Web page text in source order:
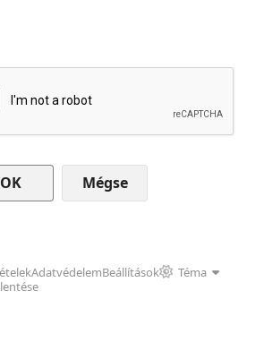
Mégse
AdatvédelemBeállítások
Téma